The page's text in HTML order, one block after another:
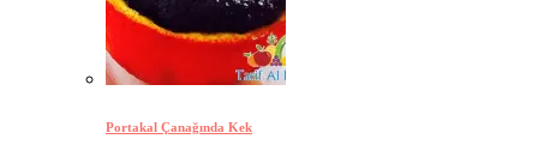
Portakal Çanağında Kek